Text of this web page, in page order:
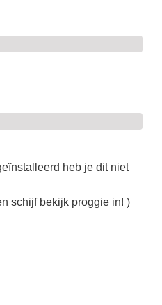
heb je dit niet
schijf bekijk proggie in! )